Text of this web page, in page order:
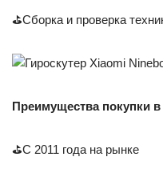
⛳Сборка и проверка
Преимущества покупки
⛳С 2011 года на рынке